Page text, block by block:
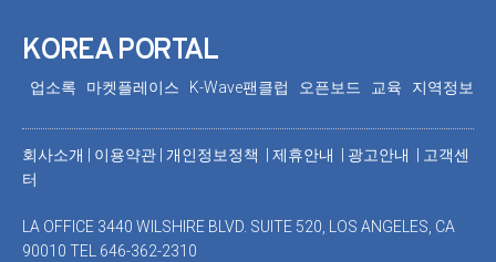
KOREA PORTAL
업소록 마켓플레이스 K-Wave팬클럽 오픈보드 교육 지역정보
회사소개 이용약관 개인정보정책 | 제휴안내 | 광고안내
고객센
터
LA OFFICE 3440 WILSHIRE BLVD. SUITE 520, LOS ANGELES, CA
90010 TEL 646-362-2310